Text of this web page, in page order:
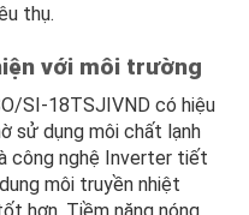
thụ.
với môi trường
SI-18TSJIVND có hiệu
sử dụng môi chất lạnh
công nghệ Inverter tiết
môi truyền nhiệt